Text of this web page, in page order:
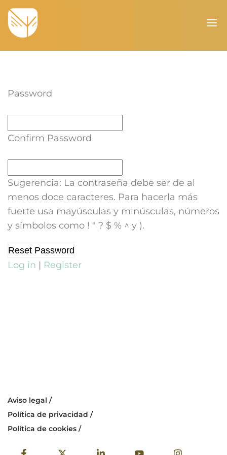
Password
Confirm Password
Sugerencia: La contraseña debe ser de al
menos doce caracteres. Para hacerla más
fuerte usa mayúsculas y minúsculas, números
y símbolos como ! " ? $ % ^ y ).
Log in | Register
Aviso legal /
Política de privacidad /
Política de cookies /